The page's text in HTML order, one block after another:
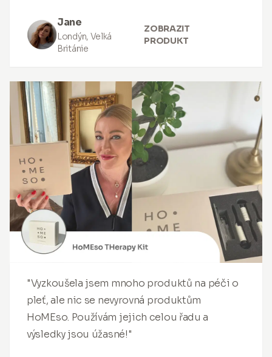
Jane
Londýn, Velká
Británie
ZOBRAZIT
PRODUKT
"Vyzkoušela jsem mnoho produktů na péči o
pleť, ale nic se nevyrovná produktům
HoMEso. Používám jejich celou řadu a
výsledky jsou úžasné!"